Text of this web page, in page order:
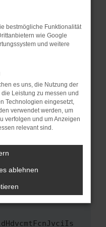
vorübergehende
neuesten Stand
nur ein
kann auch dazu
nicht mehr
Schritte versucht
Wir werden
beheben. Du kannst
um uns bei der
bestmögliche Funktionalität
wie Google
und weitere
es uns, die Nutzung der
Leistung zu messen und
Technologien eingesetzt,
verwendet werden, um
verfolgen und um Anzeigen
relevant sind.
ablehnen